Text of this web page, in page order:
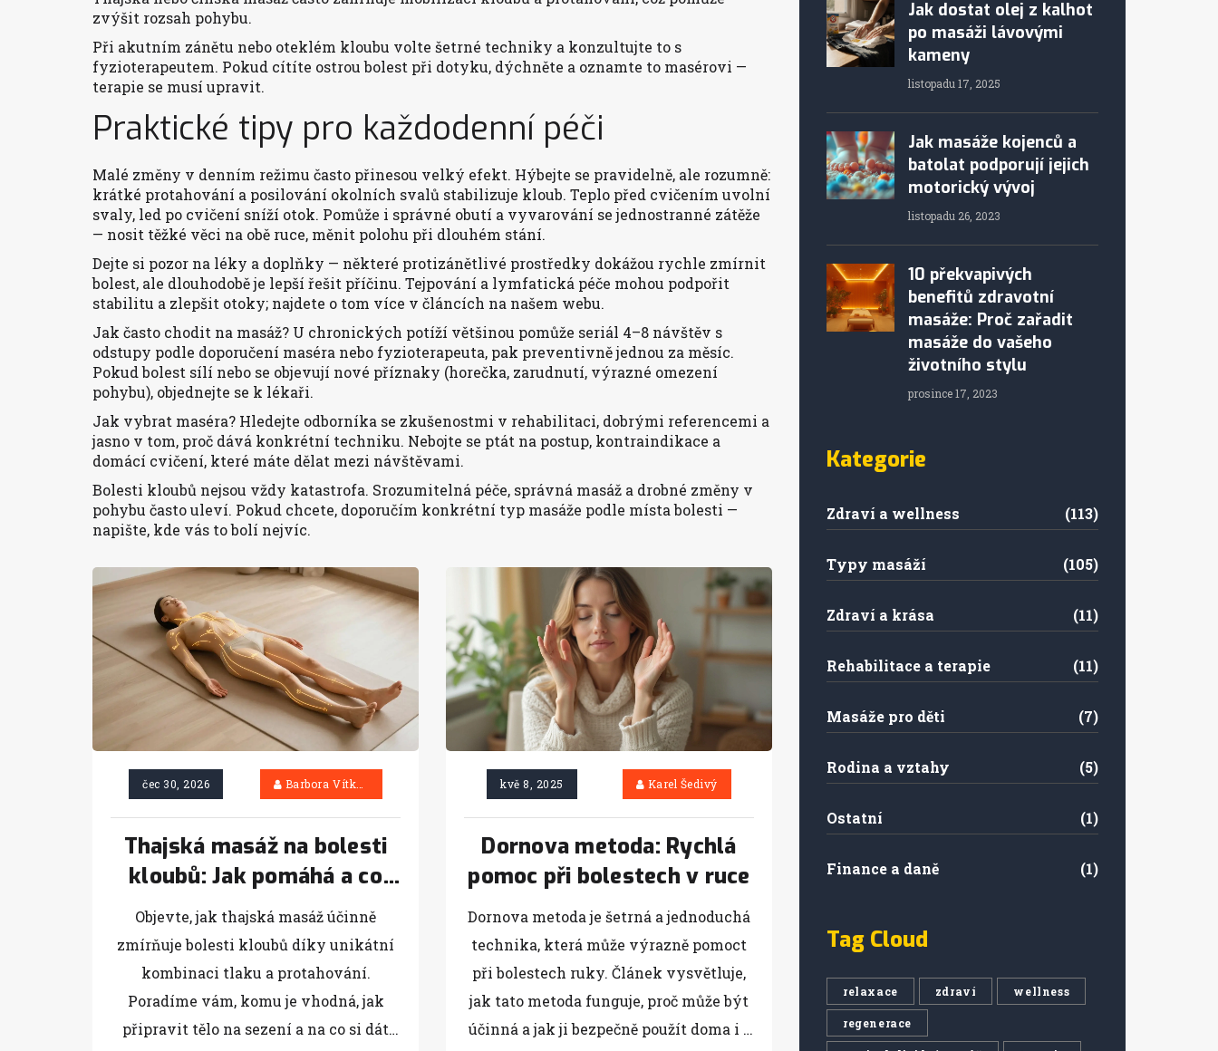
zvýšit rozsah pohybu.
Při akutním zánětu nebo oteklém kloubu volte šetrné techniky a konzultujte to s
fyzioterapeutem. Pokud cítíte ostrou bolest při dotyku, dýchněte a oznamte to masérovi —
terapie se musí upravit.
Praktické tipy pro každodenní péči
Malé změny v denním režimu často přinesou velký efekt. Hýbejte se pravidelně, ale rozumně:
krátké protahování a posilování okolních svalů stabilizuje kloub. Teplo před cvičením uvolní
svaly, led po cvičení sníží otok. Pomůže i správné obutí a vyvarování se jednostranné zátěže
— nosit těžké věci na obě ruce, měnit polohu při dlouhém stání.
Dejte si pozor na léky a doplňky — některé protizánětlivé prostředky dokážou rychle zmírnit
bolest, ale dlouhodobě je lepší řešit příčinu. Tejpování a lymfatická péče mohou podpořit
stabilitu a zlepšit otoky; najdete o tom více v článcích na našem webu.
Jak často chodit na masáž? U chronických potíží většinou pomůže seriál 4–8 návštěv s
odstupy podle doporučení maséra nebo fyzioterapeuta, pak preventivně jednou za měsíc.
Pokud bolest sílí nebo se objevují nové příznaky (horečka, zarudnutí, výrazné omezení
pohybu), objednejte se k lékaři.
Jak vybrat maséra? Hledejte odborníka se zkušenostmi v rehabilitaci, dobrými referencemi a
jasno v tom, proč dává konkrétní techniku. Nebojte se ptát na postup, kontraindikace a
domácí cvičení, které máte dělat mezi návštěvami.
Bolesti kloubů nejsou vždy katastrofa. Srozumitelná péče, správná masáž a drobné změny v
pohybu často uleví. Pokud chcete, doporučím konkrétní typ masáže podle místa bolesti —
napište, kde vás to bolí nejvíc.
čec 30, 2026 Barbora Vítková
Thajská masáž na bolesti
kloubů: Jak pomáhá a co
byste měli vědět
Objevte, jak thajská masáž účinně
zmírňuje bolesti kloubů díky unikátní
kombinaci tlaku a protahování.
Poradíme vám, komu je vhodná, jak
připravit tělo na sezení a na co si dát
kvě 8, 2025 Karel Šedivý
Dornova metoda: Rychlá
pomoc při bolestech v ruce
Dornova metoda je šetrná a jednoduchá
technika, která může výrazně pomoct
při bolestech ruky. Článek vysvětluje,
jak tato metoda funguje, proč může být
účinná a jak ji bezpečně použít doma i s
Jak dostat olej z kalhot
po masáži lávovými
kameny
listopadu 17, 2025
Jak masáže kojenců a
batolat podporují jejich
motorický vývoj
listopadu 26, 2023
10 překvapivých
benefitů zdravotní
masáže: Proč zařadit
masáže do vašeho
životního stylu
prosince 17, 2023
Kategorie
Zdraví a wellness (113)
Typy masáží (105)
Zdraví a krása (11)
Rehabilitace a terapie (11)
Masáže pro děti (7)
Rodina a vztahy (5)
Ostatní (1)
Finance a daně (1)
Tag Cloud
relaxace zdraví wellness
regenerace